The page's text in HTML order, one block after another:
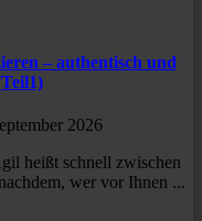
– authen­tisch und
2026
heißt schnell zwischen
wer vor Ihnen ...